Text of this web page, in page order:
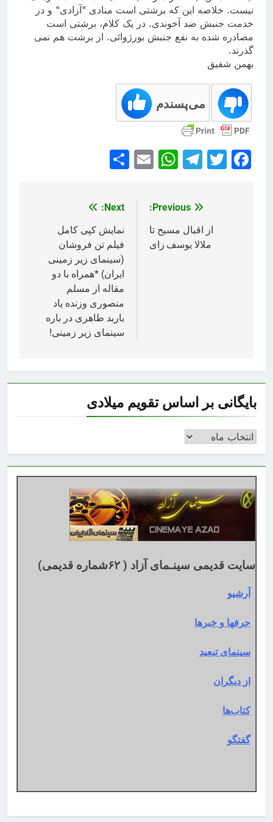
نیست. خلاصه این که برشتی است منادی "آزادی" و در
خدمت جنبش ضد آخوندی. در یک کلام، برشتی است
مصادره شده به نفع جنبش بورژوائی. از برشت هم نمی
گذرند.
بهمن شفیق
می‌پسندم
Facebook
Twitter
Telegram
WhatsApp
Email
راهبری
نوشته
Previous:
از اقبال مسيح تا
ملالا يوسف زای
Next:
نمایش کپی کامل
فیلم تن فروشان
(سینمای زیر زمینی
ایران) *همراه با دو
مقاله از مسلم
منصوری وزنده یاد
باربد طاهری در باره
سینمای زیر زمینی!
بایگانی بر اساس تقویم میلادی
بایگانی
اساس
تقویم
میلادی
سایت قدیمی سینـمای آزاد ( ۶۲شماره قدیمی)
آرشیو
حرفها و خبرها
سینمای تبعید
از دیگران
کتاب‌ها
گفتگو